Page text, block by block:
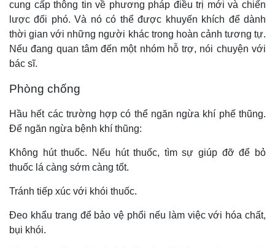
cung cấp thông tin về phương pháp điều trị mới và chiến
lược đối phó. Và nó có thể được khuyến khích để dành
thời gian với những người khác trong hoàn cảnh tương tự.
Nếu đang quan tâm đến một nhóm hỗ trợ, nói chuyện với
bác sĩ.
Phòng chống
Hầu hết các trường hợp có thể ngăn ngừa khí phế thũng.
Để ngăn ngừa bệnh khí thũng:
Không hút thuốc. Nếu hút thuốc, tìm sự giúp đỡ để bỏ
thuốc lá càng sớm càng tốt.
Tránh tiếp xúc với khói thuốc.
Đeo khẩu trang để bảo vệ phổi nếu làm việc với hóa chất,
bụi khói.